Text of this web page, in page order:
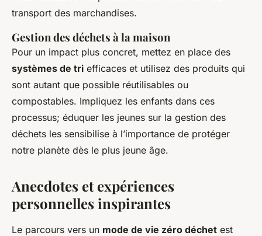
transport des marchandises.
Gestion des déchets à la maison
Pour un impact plus concret, mettez en place des
systèmes de tri efficaces et utilisez des produits qui
sont autant que possible réutilisables ou
compostables. Impliquez les enfants dans ces
processus; éduquer les jeunes sur la gestion des
déchets les sensibilise à l’importance de protéger
notre planète dès le plus jeune âge.
Anecdotes et expériences
personnelles inspirantes
Le parcours vers un mode de vie zéro déchet est